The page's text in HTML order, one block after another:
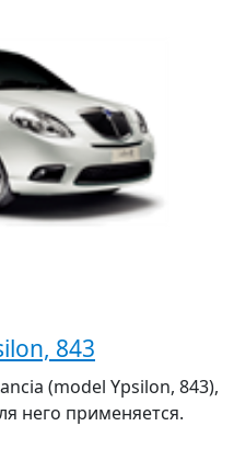
843
(model Ypsilon, 843),
него применяется.